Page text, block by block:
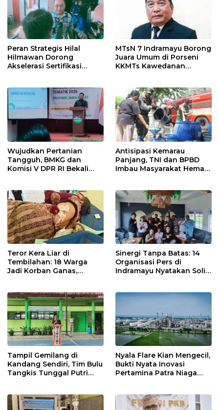
Peran Strategis Hilal
Hilmawan Dorong
Akselerasi Sertifikasi
Indramayu
MTsN 7 Indramayu Borong
Juara Umum di Porseni
KKMTs Kawedanan
Wujudkan Pertanian
Tangguh, BMKG dan
Komisi V DPR RI Bekali
Antisipasi Kemarau
Panjang, TNI dan BPBD
Imbau Masyarakat Hemat
Teror Kera Liar di
Tembilahan: 18 Warga
Jadi Korban Ganas,
Sinergi Tanpa Batas: 14
Organisasi Pers di
Indramayu Nyatakan Solid
Tampil Gemilang di
Kandang Sendiri, Tim Bulu
Tangkis Tunggal Putri
Jatibarang 2026
Nyala Flare Kian Mengecil,
Bukti Nyata Inovasi
Pertamina Patra Niaga